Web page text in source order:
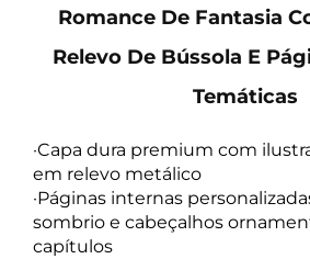
Romance De Fantasia
Relevo De Bússola E
Temáticas
·Capa dura premium com
em relevo metálico
·Páginas internas
sombrio e cabeçalhos
capítulos